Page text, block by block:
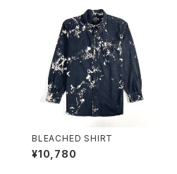
BLEACHED SHIRT
¥10,780